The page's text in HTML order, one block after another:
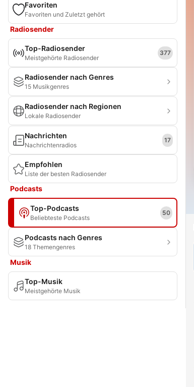
Favoriten
Favoriten und Zuletzt gehört
Radiosender
Top-Radiosender
Meistgehörte Radiosender
377
Radiosender nach Genres
15 Musikgenres
Radiosender nach Regionen
Lokale Radiosender
Nachrichten
Nachrichtenradios
17
Empfohlen
Liste der besten Radiosender
Podcasts
Top-Podcasts
Beliebteste Podcasts
50
Podcasts nach Genres
18 Themengenres
Musik
Top-Musik
Meistgehörte Musik